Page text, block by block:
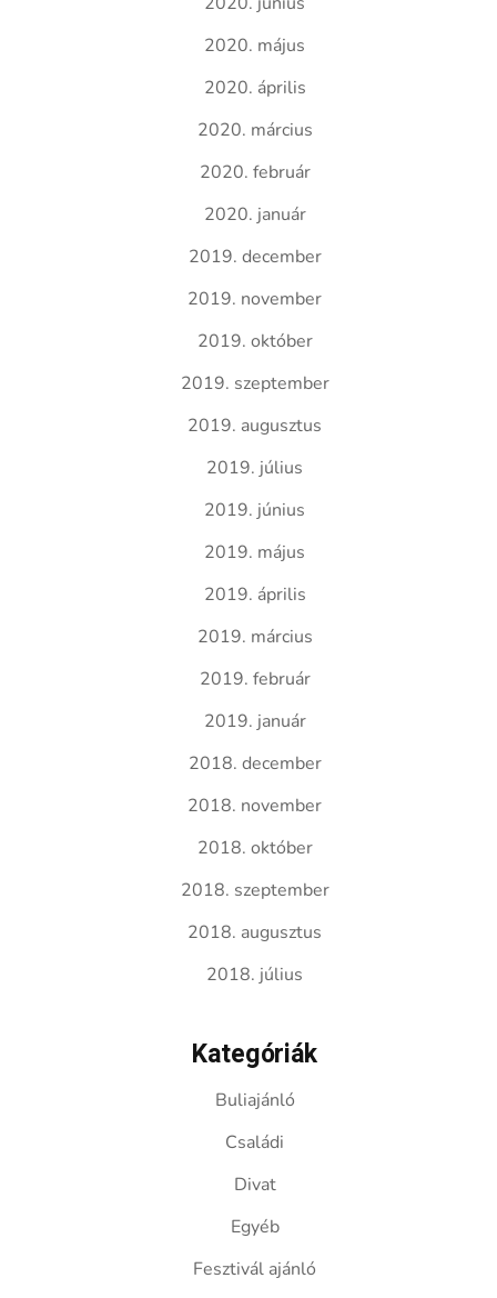
2020. május
2020. április
2020. március
2020. február
2020. január
2019. december
2019. november
2019. október
2019. szeptember
2019. augusztus
2019. július
2019. június
2019. május
2019. április
2019. március
2019. február
2019. január
2018. december
2018. november
2018. október
2018. szeptember
2018. augusztus
2018. július
Kategóriák
Buliajánló
Családi
Divat
Egyéb
Fesztivál ajánló